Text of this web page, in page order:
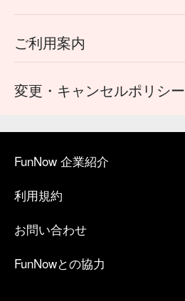
ご利用案内
変更・キャンセルポリシー
FunNow 企業紹介
利用規約
お問い合わせ
FunNowとの協力